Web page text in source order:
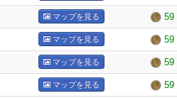
マップを見る 59
マップを見る 59
マップを見る 59
マップを見る 59